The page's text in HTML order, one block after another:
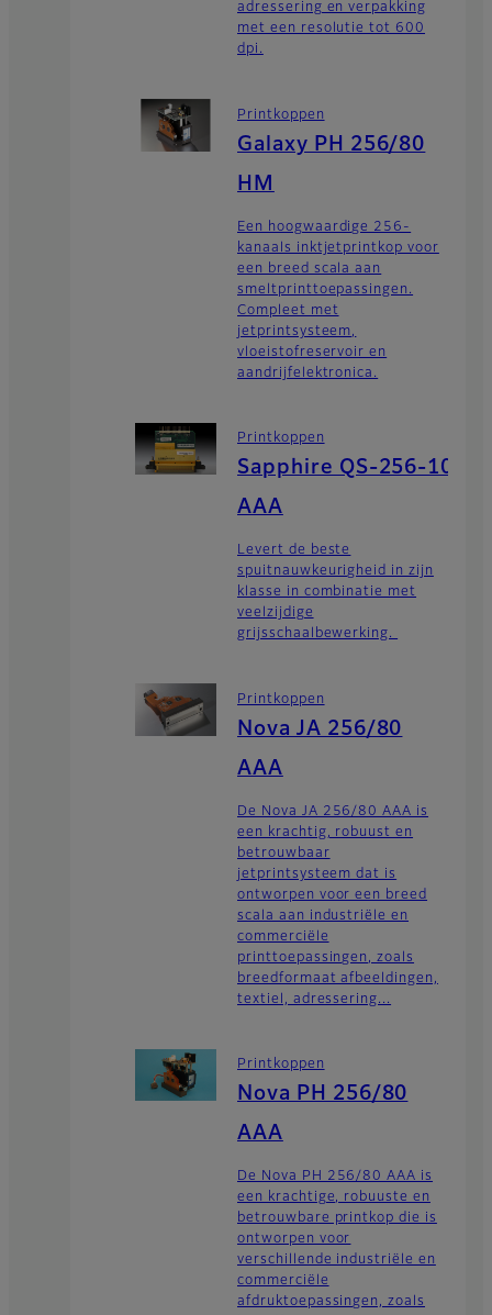
adressering en verpakking
met een resolutie tot 600
dpi.
Printkoppen
Galaxy PH 256/80
HM
Een hoogwaardige 256-
kanaals inktjetprintkop voor
een breed scala aan
smeltprinttoepassingen.
Compleet met
jetprintsysteem,
vloeistofreservoir en
aandrijfelektronica.
Printkoppen
Sapphire QS-256-10
AAA
Levert de beste
spuitnauwkeurigheid in zijn
klasse in combinatie met
veelzijdige
grijsschaalbewerking.
Printkoppen
Nova JA 256/80
AAA
De Nova JA 256/80 AAA is
een krachtig, robuust en
betrouwbaar
jetprintsysteem dat is
ontworpen voor een breed
scala aan industriële en
commerciële
printtoepassingen, zoals
breedformaat afbeeldingen,
textiel, adressering...
Printkoppen
Nova PH 256/80
AAA
De Nova PH 256/80 AAA is
een krachtige, robuuste en
betrouwbare printkop die is
ontworpen voor
verschillende industriële en
commerciële
afdruktoepassingen, zoals